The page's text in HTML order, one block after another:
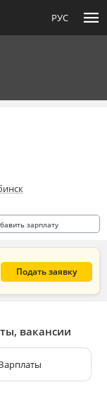
РУС menu
зарплату
Подать заявку
вакансии